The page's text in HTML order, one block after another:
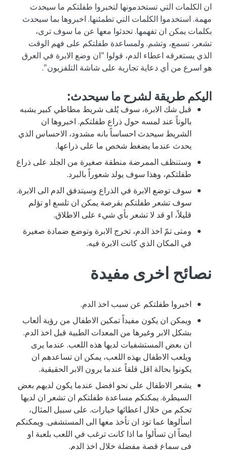
ان الكلمات التي تستخدمونها لتخبروا طفلتكم ما سيحدث
مهمة. استخدموا الكلمات التي تطمئنها. اخبروها بما سيحدث
بكلمات يمكن ان تفهمها. تحدثوا معها عن ما سوف ترى،
تشعر، تسمع، وتشم. ولمساعدة طفلتكم على فهم الوقت
الذي يستغرقه اعطاء الدم، قولوا "ان وضع الابرة في العرق
هو اسرع من أي دعاية تجارية على شاشة التلفزيون".
اليكم طريقة لشرح ما سيحدث:
قبل شك الابرة، سوف يُلف شريط مطاطي كبير يشبه
بالوناً عند لمسه حول ذراع طفلتكم. اخبروها ان
الشريط سيحدث احساساً بانه مشدود، الاحساس الذي
يحدث عندما يضغط شخص ما على ذراعها.
وستنظف الممرضة منطقة صغيرة من الجلد على ذراع
طفلتكم، وهذا سوف يولد شعوراً بالبرد.
سوف توضع الابرة في الذراع وسيتدفق الدم الى الابرة.
سوف تشعر طفلتكم بقرصة يمكن ان تلسع او تؤلم
قليلاً، او قد لا تشعر بأي شيء على الاطلاق.
ومتى تمّ اخذ الدم، تخرج الابرة وتوضع ضمادة صغيرة
في المكان الذي كانت الابرة فيه.
نصائح اخرى مفيدة
اخبروا طفلتكم عن سبب اخذ الدم.
ويمكن ان يكون مفيداً تمكين الاطفال من رؤية ألعاب
بشكل الابر وغيرها من المعدات الطبية قبل اخذ الدم.
ان بعض المستشفيات لديها هذه اللعب. عندما يرى
ويلعب الاطفال بهذه اللعب، يمكن ان تساعدهم ان
يكونوا بحالة اقل قلقاً عندما يرون الابر الحقيقية.
يشعر الاطفال على نحو افضل عندما يكون لديهم بعض
السيطرة. يمكنكم مساعدة طفلتكم ان تشعر ان لديها
تحكم من خلال اعطائها خيارات. على سبيل المثال،
اسألوها عما تود ان تأخذ معها الى المستشفى. ويمكنكم
ايضاً ان تسألوا ما اذا كانت ترغب في اللعب بلعبة او
في سماع قصة مفضلة خلال اخذ الدم.